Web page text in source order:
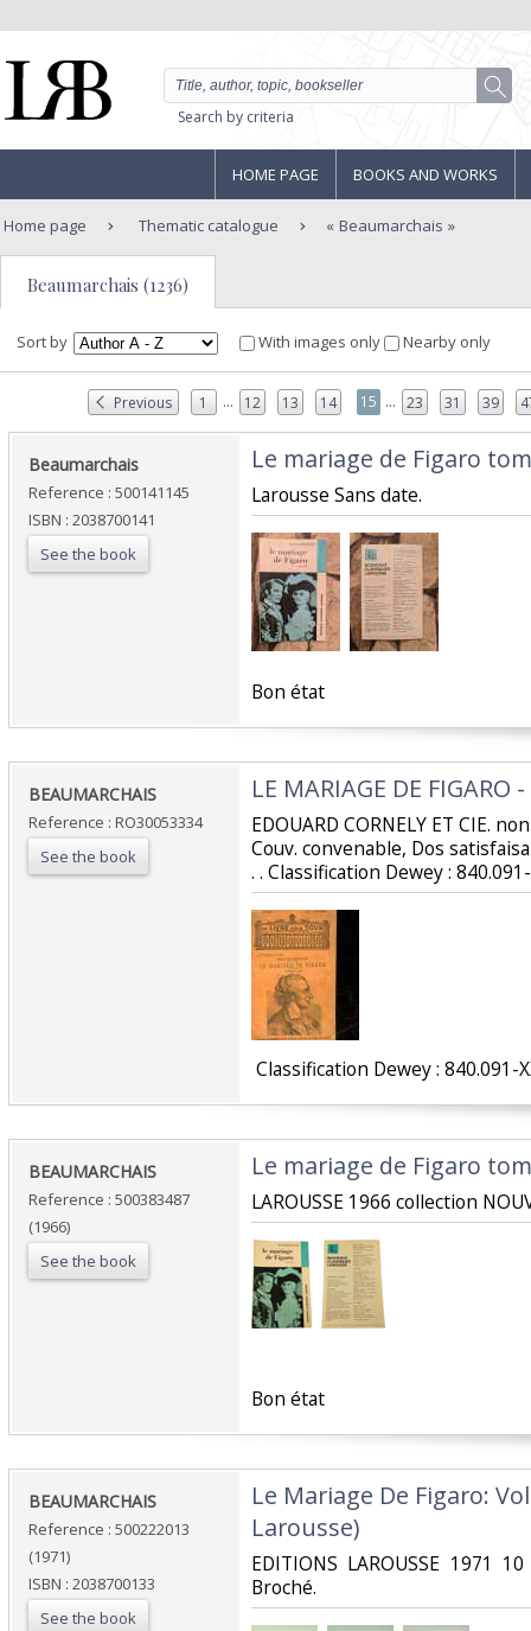
Search by criteria
HOME PAGE BOOKS AND WORKS
Home page Thematic catalogue Beaumarchais
Beaumarchais (1236)
Sort by With images only Nearby only
Previous 1 ... 12 13 14 15 ... 23 31 39
‎Beaumarchais‎
Reference : 500141145
ISBN : 2038700141
See the book
‎Le mariage de Figaro
‎Larousse Sans date.‎
‎Bon état‎
‎BEAUMARCHAIS‎
Reference : RO30053334
See the book
‎LE MARIAGE DE FIGARO
‎EDOUARD CORNELY ET CIE.
Couv. convenable, Dos
. . Classification Dewey :
Classification Dewey : 840.091-
‎BEAUMARCHAIS‎
Reference : 500383487
(1966)
See the book
‎Le mariage de Figaro
‎LAROUSSE 1966 collection
‎Bon état‎
‎BEAUMARCHAIS‎
Reference : 500222013
(1971)
ISBN : 2038700133
See the book
‎Le Mariage De Figaro:
Larousse)‎
‎EDITIONS LAROUSSE 1971
Broché.‎